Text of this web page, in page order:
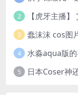
2
3 蠢沫沫 cos图
4 水淼aqua版
5 日本Coser神